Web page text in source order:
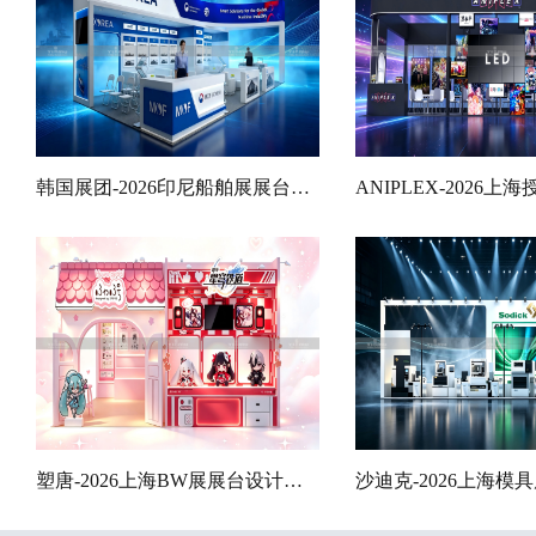
韩国展团-2026印尼船舶展展台设计搭建案例
塑唐-2026上海BW展展台设计搭建案例